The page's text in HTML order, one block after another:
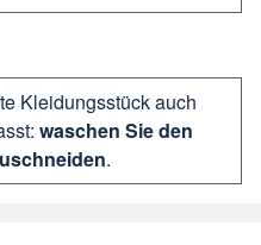
Kleidungsstück auch
waschen Sie den
.